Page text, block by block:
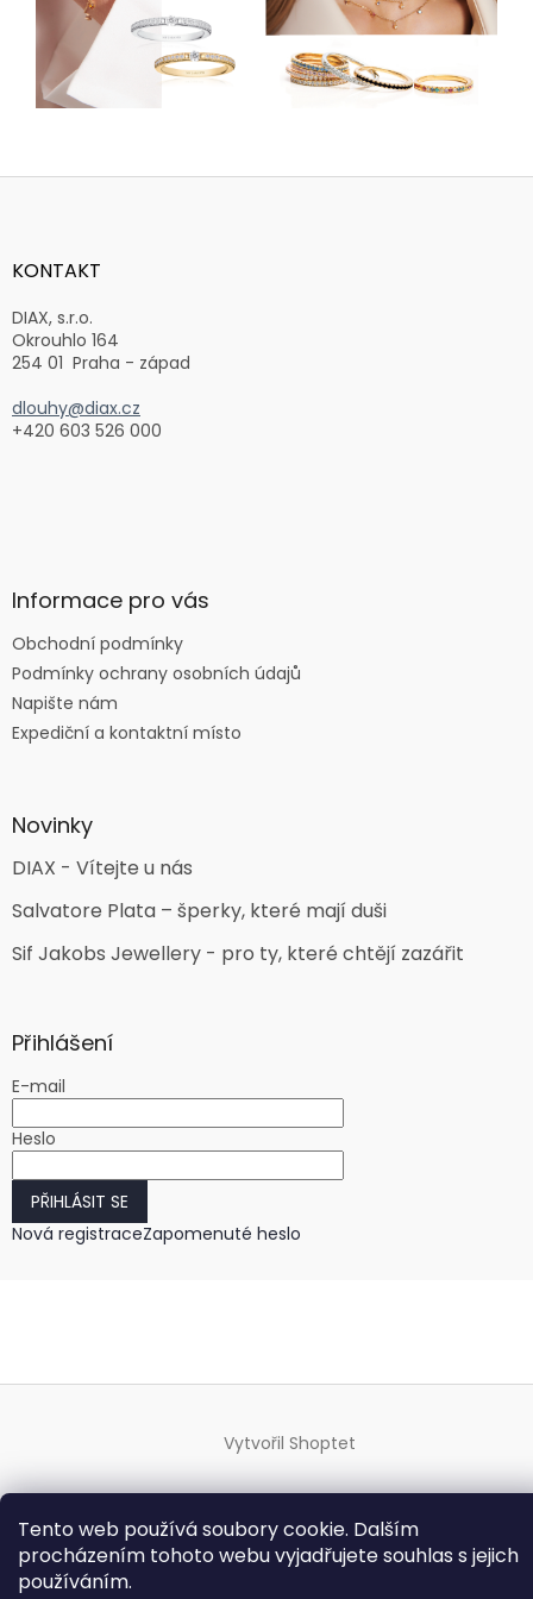
Tento web používá soubory cookie. Dalším
procházením tohoto webu vyjadřujete souhlas s jejich
používáním.
Z
aKONTAKT
DIAX, s.r.o.
Okrouhlo 164
254 01 Praha - západ
dlouhy@diax.cz
+420 603 526 000
Informace pro vás
Obchodní podmínky
Podmínky ochrany osobních údajů
Napište nám
Expediční a kontaktní místo
Novinky
DIAX - Vítejte u nás
Salvatore Plata – šperky, které mají duši
Sif Jakobs Jewellery - pro ty, které chtějí zazářit
Přihlášení
E-mail
Heslo
PŘIHLÁSIT SE
Nová registraceZapomenuté heslo
Vytvořil Shoptet
Copyright 2026 HODINKY-HODINY.cz
. Všechna práva
vyhrazena.Upravit nastavení cookies